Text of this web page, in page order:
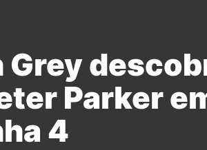
Grey
Parker
4